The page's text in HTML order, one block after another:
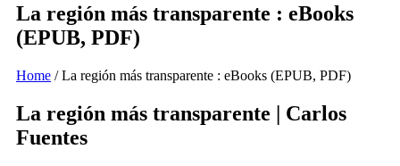
La región más transparente : eBooks
(EPUB, PDF)
Home /La región más transparente : eBooks (EPUB, PDF)
La región más transparente | Carlos
Fuentes